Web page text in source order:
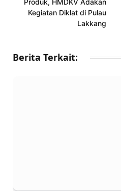
Produk, HMDKV Adakan
Kegiatan Diklat di Pulau
Lakkang
Berita Terkait: